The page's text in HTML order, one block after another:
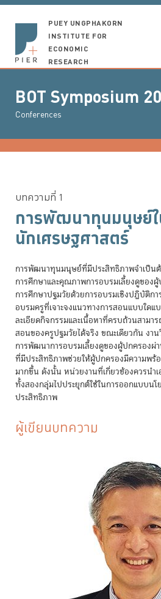
PUEY UNGPHAKORN
INSTITUTE FOR
ECONOMIC
RESEARCH
BOT Symposium
Conferences
บทความที่ 1
การพัฒนาทุนมนุษย์
นักเศรษฐศาสตร์
การพัฒนาทุนมนุษย์ที่มีประสิทธิภาพจำเป็
การศึกษาและคุณภาพการอบรมเลี้ยงดูของ
การศึกษาปฐมวัยด้วยการอบรมเชิงปฏิบัติก
อบรมครูที่เจาะจงแนวทางการสอนแบบใดแ
ละเอียดกิจกรรมและเนื้อหาที่ครบถ้วนสามา
สอนของครูปฐมวัยได้จริง ขณะเดียวกัน งา
การพัฒนาการอบรมเลี้ยงดูของผู้ปกครองผ่
ที่มีประสิทธิภาพช่วยให้ผู้ปกครองมีความพร้
มากขึ้น ดังนั้น หน่วยงานที่เกี่ยวข้องควรนำ
ทั้งสองกลุ่มไปประยุกต์ใช้ในการออกแบบ
ประสิทธิภาพ
ผู้เขียนบทความ